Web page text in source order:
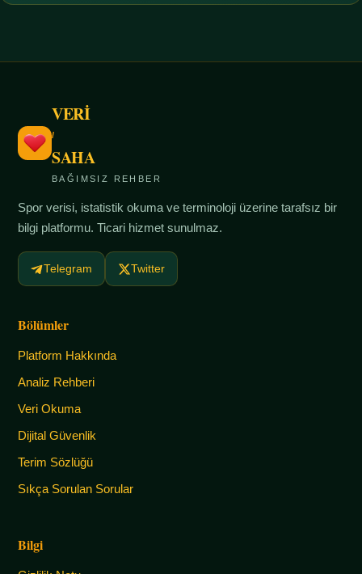
VERİ
/
SAHA
BAĞIMSIZ REHBER
Spor verisi, istatistik okuma ve terminoloji üzerine tarafsız bir
bilgi platformu. Ticari hizmet sunulmaz.
Telegram Twitter
Bölümler
Platform Hakkında
Analiz Rehberi
Veri Okuma
Dijital Güvenlik
Terim Sözlüğü
Sıkça Sorulan Sorular
Bilgi